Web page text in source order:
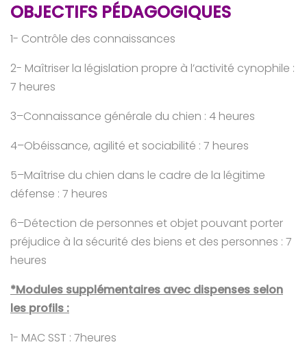
OBJECTIFS PÉDAGOGIQUES
1- Contrôle des connaissances
2- Maîtriser la législation propre à l’activité cynophile :
7 heures
3–Connaissance générale du chien : 4 heures
4–Obéissance, agilité et sociabilité : 7 heures
5–Maîtrise du chien dans le cadre de la légitime
défense : 7 heures
6–Détection de personnes et objet pouvant porter
préjudice à la sécurité des biens et des personnes : 7
heures
*Modules supplémentaires avec dispenses selon
les profils :
1- MAC SST : 7heures